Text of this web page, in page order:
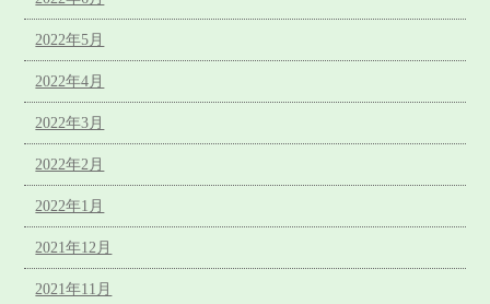
2022年5月
2022年4月
2022年3月
2022年2月
2022年1月
2021年12月
2021年11月